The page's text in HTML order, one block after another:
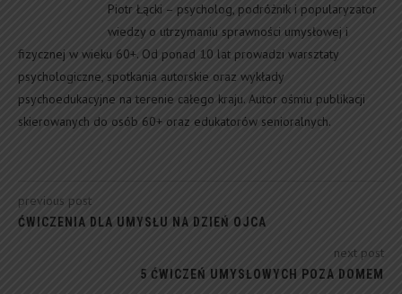
Piotr Łącki – psycholog, podróżnik i popularyzator
wiedzy o utrzymaniu sprawności umysłowej i
fizycznej w wieku 60+. Od ponad 10 lat prowadzi warsztaty
psychologiczne, spotkania autorskie oraz wykłady
psychoedukacyjne na terenie całego kraju. Autor ośmiu publikacji
skierowanych do osób 60+ oraz edukatorów senioralnych.
previous post
ĆWICZENIA DLA UMYSŁU NA DZIEŃ OJCA
next post
5 ĆWICZEŃ UMYSŁOWYCH POZA DOMEM